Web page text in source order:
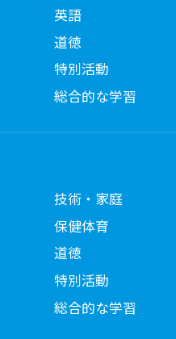
英語
道徳
特別活動
総合的な学習
技術・家庭
保健体育
道徳
特別活動
総合的な学習